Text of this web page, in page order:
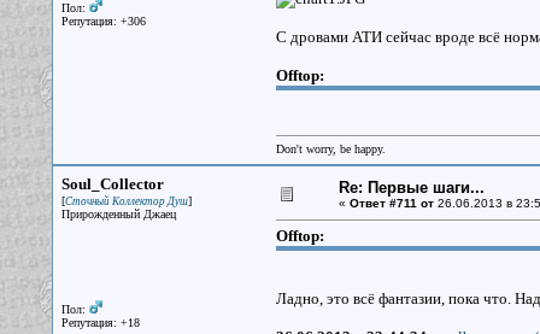
Пол:
Репутация: +306
С дровами АТИ сейчас вроде всё
Offtop:
Don't worry, be happy.
Soul_Collector
[Сточный Коллектор Душ]
Прирожденный Джаец
Пол:
Репутация: +18
Re: Первые шаги...
« Ответ #711 от26.06.2013 в
Offtop:
Ладно, это всё фантазии, пока что.